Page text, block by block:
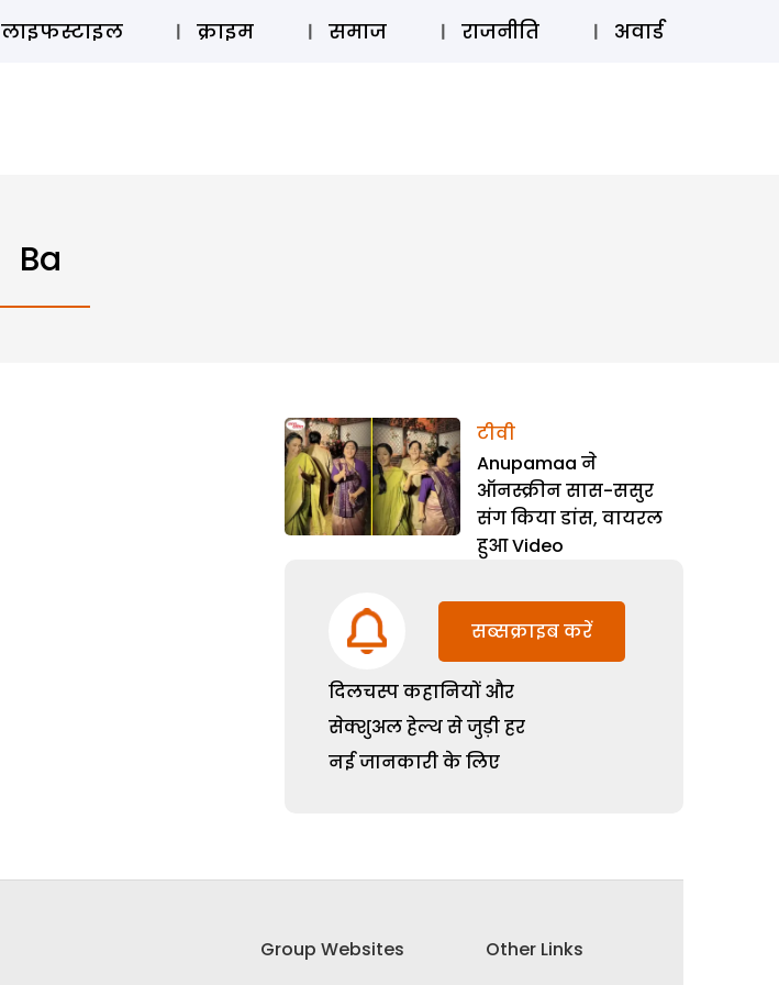
ऑडियो स्टोरी लॉग इन ⚲ SUBSCRIBE
लाइफस्टाइल क्राइम समाज राजनीति अवार्ड
Ba
टीवी
Anupamaa ने
ऑनस्क्रीन सास-ससुर
संग किया डांस, वायरल
हुआ Video
दिलचस्प कहानियों और
सेक्शुअल हेल्थ से जुड़ी हर
नई जानकारी के लिए
सब्सक्राइब करें
Group Websites
Other Links